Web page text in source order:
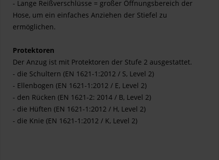
- Lange Reißverschlüsse = großer Öffnungsbereich der
Hose, um ein einfaches Anziehen der Stiefel zu
ermöglichen.
Protektoren
Der Anzug ist mit Protektoren der Stufe 2 ausgestattet.
- die Schultern (EN 1621-1:2012 / S, Level 2)
- Ellenbogen (EN 1621-1:2012 / E, Level 2)
- den Rücken (EN 1621-2: 2014 / B, Level 2)
- die Hüften (EN 1621-1:2012 / H, Level 2)
- die Knie (EN 1621-1:2012 / K, Level 2)